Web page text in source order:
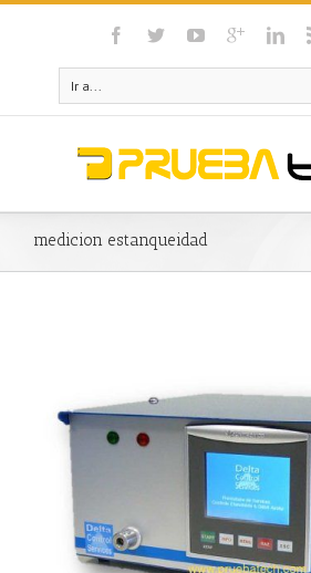
Ir a...
medicion estanqueidad